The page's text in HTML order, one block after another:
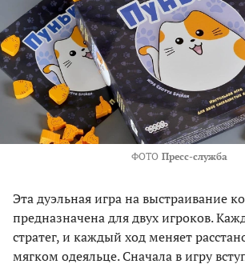
ФОТО Пресс-служба
Эта дуэльная игра на выстраивание
предназначена для двух игроков.
стратег, и каждый ход меняет
мягком одеяльце. Сначала в игру